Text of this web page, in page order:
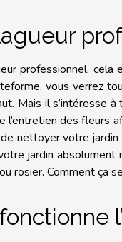
professionnel, cela
vous verrez
Mais il s’intéresse
l’entretien des fleurs
nettoyer votre
jardin absolument
rosier. Comment ça